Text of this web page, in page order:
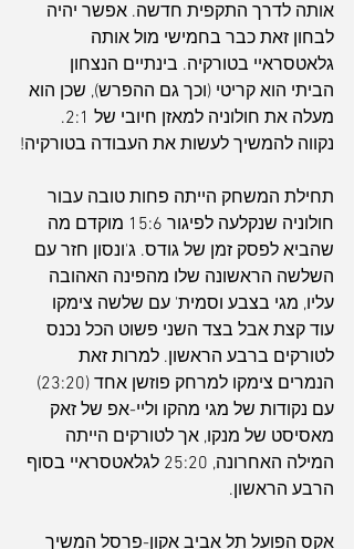
אותה לדרך התקפית חדשה. אפשר יהיה
לבחון זאת כבר בחמישי מול אותה
גלאטסראיי בטורקיה. בינתיים הנצחון
הביתי הוא קריטי (וכך גם ההפרש), שכן הוא
מעלה את חולוניה למאזן חיובי של 2:1.
נקווה להמשיך לעשות את העבודה בטורקיה!
תחילת המשחק הייתה פחות טובה עבור
חולוניה שנקלעה לפיגור 15:6 מוקדם מה
שהביא לפסק זמן של גודס. ג'ונסון חזר עם
השלשה הראשונה שלו מהפינה האהובה
עליו, מגי בצבע וסמית' עם שלשה צימקו
עוד קצת אבל בצד השני פשוט הכל נכנס
לטורקים ברבע הראשון. למרות זאת
הנמרים צימקו למרחק פוזשן אחד (23:20)
עם נקודות של מגי מהקו וליי-אפ של זאק
מאסיסט של מנקו, אך לטורקים הייתה
המילה האחרונה, 25:20 לגלאטסראיי בסוף
הרבע הראשון.
אקס הפועל תל אביב אקון-פרסל המשיך